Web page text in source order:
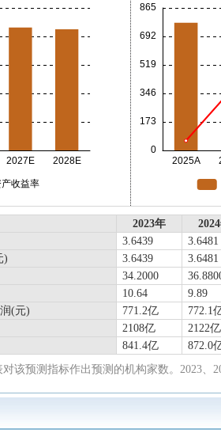
2023年
3.6439
3.6481
)
3.6439
3.6481
34.2000
10.64
9.89
(元)
771.2亿
772.1
2108亿
2122亿
841.4亿
872.0
该预测指标作出预测的机构家数。2023、